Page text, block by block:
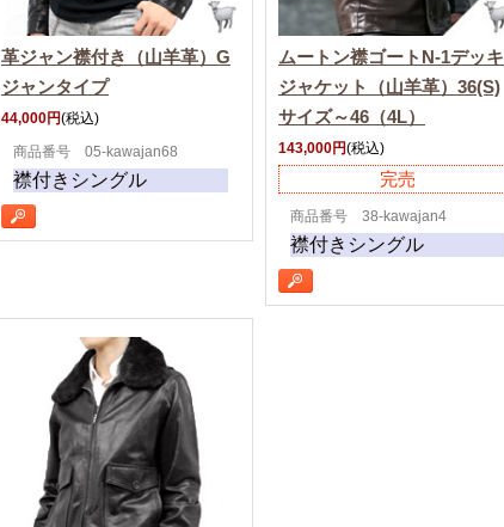
革ジャン襟付き（山羊革）G
ジャンタイプ
44,000円(税込)
商品番号 05-kawajan68
襟付きシングル
ムートン襟ゴートN-1デッキ
ジャケット（山羊革）36(S)
サイズ～46（4L）
143,000円(税込)
完売
商品番号 38-kawajan4
襟付きシングル